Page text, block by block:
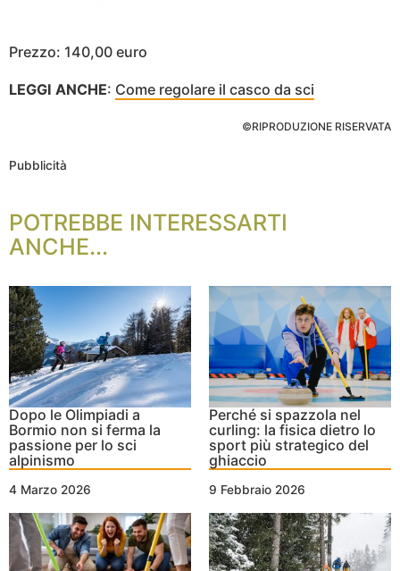
Prezzo: 140,00 euro
LEGGI ANCHE: Come regolare il casco da sci
©RIPRODUZIONE RISERVATA
Pubblicità
POTREBBE INTERESSARTI
ANCHE...
Dopo le Olimpiadi a
Bormio non si ferma la
passione per lo sci
alpinismo
4 Marzo 2026
Perché si spazzola nel
curling: la fisica dietro lo
sport più strategico del
ghiaccio
9 Febbraio 2026